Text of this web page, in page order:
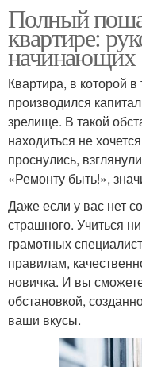
Полный
квартире:
начинающих
Квартира, в которой
производился
зрелище. В такой
находиться не
проснулись,
«Ремонту быть!»,
Даже если у вас нет
страшного. Учиться
грамотных
правилам,
новичка. И вы
обстановкой,
ваши вкусы.